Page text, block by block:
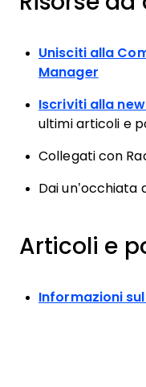
Unisciti alla
Manager
Iscriviti alla
ultimi articoli e
Collegati con
Dai un’occhiata
Articoli e
Informazioni